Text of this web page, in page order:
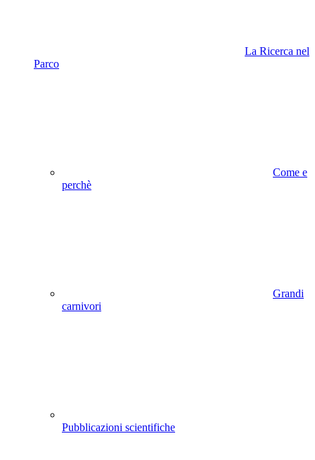
La Ricerca nel
Parco
Come e
perchè
Grandi
carnivori
Pubblicazioni scientifiche